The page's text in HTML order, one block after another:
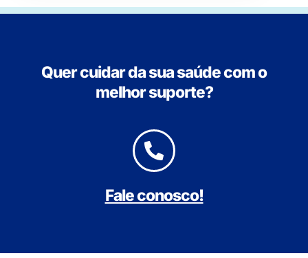
Quer cuidar da sua saúde com o
melhor suporte?
Fale conosco!